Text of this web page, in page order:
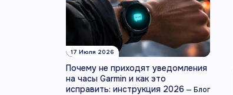
17 Июля 2026
Почему не приходят уведомления
на часы Garmin и как это
исправить: инструкция 2026 — Блог